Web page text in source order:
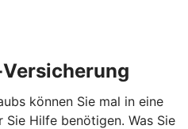
können Sie mal in eine
Hilfe benötigen. Was Sie